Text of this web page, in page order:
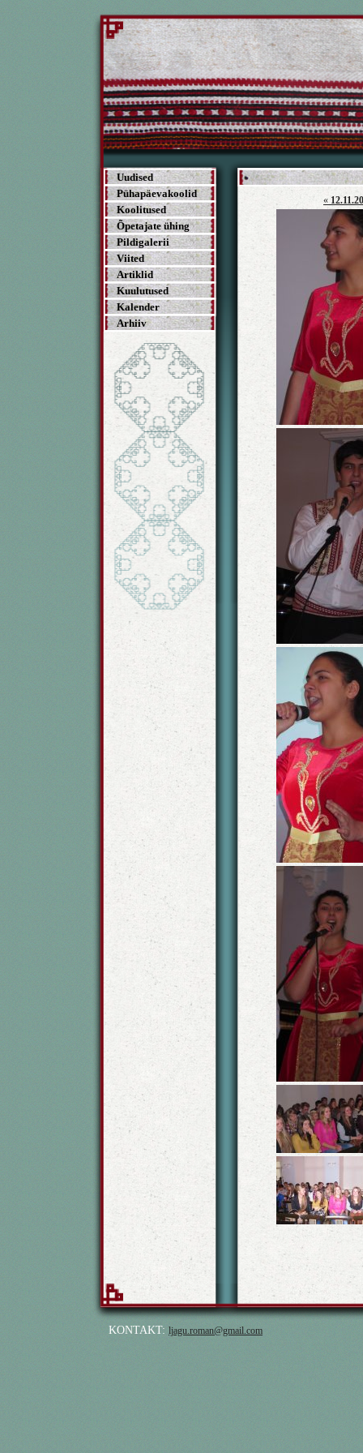
Uudised
Pühapäevakoolid
Koolitused
Õpetajate ühing
Pildigalerii
Viited
Artiklid
Kuulutused
Kalender
Arhiiv
«
KONTAKT: ljagu.roman@gmail.com